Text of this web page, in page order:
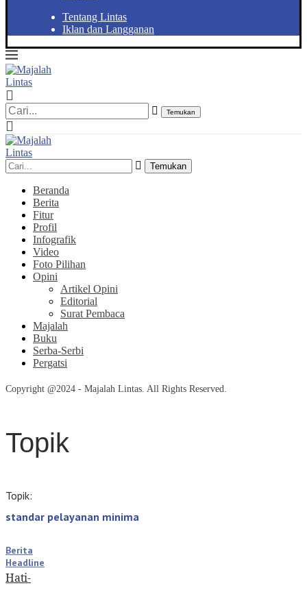
Tentang Lintas
Iklan dan Langganan
Temukan
Temukan
Beranda
Berita
Fitur
Profil
Infografik
Video
Foto Pilihan
Opini
Artikel Opini
Editorial
Surat Pembaca
Majalah
Buku
Serba-Serbi
Pergatsi
Copyright @2024 - Majalah Lintas. All Rights Reserved.
Topik
Topik:
standar pelayanan minima
Berita
Headline
Hati-